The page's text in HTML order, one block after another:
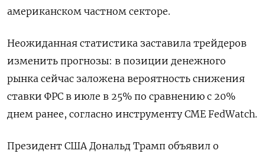
американском частном секторе.
Неожиданная статистика заставила трейдеров
изменить прогнозы: в позиции денежного
рынка сейчас заложена вероятность снижения
ставки ФРС в июле в 25% по сравнению с 20%
днем ранее, согласно инструменту CME FedWatch.
Президент США Дональд Трамп объявил о